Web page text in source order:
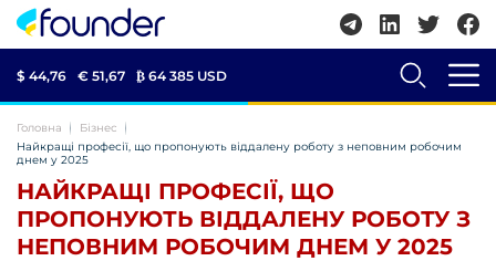
$ 44,76 € 51,67 ₿ 64 385 USD
Головна
Бізнес
Найкращі професії, що пропонують віддалену роботу з неповним робочим
днем ​​у 2025
НАЙКРАЩІ ПРОФЕСІЇ, ЩО
ПРОПОНУЮТЬ ВІДДАЛЕНУ РОБОТУ З
НЕПОВНИМ РОБОЧИМ ДНЕМ ​​У 2025